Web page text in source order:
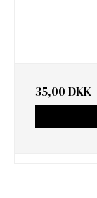
35,00 DKK